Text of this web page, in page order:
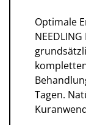
Optimale
Tagen.